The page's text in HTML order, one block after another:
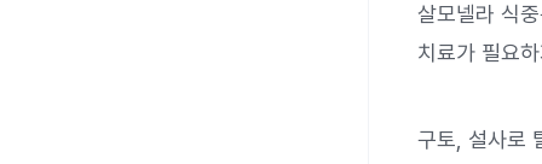
살모넬라 식
치료가 필요
구토, 설사로